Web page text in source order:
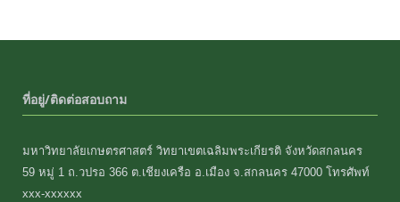
ที่อยู่/ติดต่อสอบถาม
มหาวิทยาลัยเกษตรศาสตร์ วิทยาเขตเฉลิมพระเกียรติ จังหวัดสกลนคร
59 หมู่ 1 ถ.วปรอ 366 ต.เชียงเครือ อ.เมือง จ.สกลนคร 47000 โทรศัพท์
xxx-xxxxxx